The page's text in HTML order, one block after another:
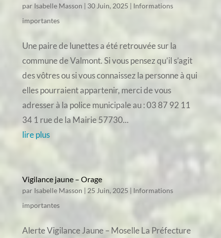
par Isabelle Masson | 30 Juin, 2025 | Informations
importantes
Une paire de lunettes a été retrouvée sur la
commune de Valmont. Si vous pensez qu’il s’agit
des vôtres ou si vous connaissez la personne à qui
elles pourraient appartenir, merci de vous
adresser à la police municipale au : 03 87 92 11
34 1 rue de la Mairie 57730...
lire plus
Vigilance jaune – Orage
par Isabelle Masson | 25 Juin, 2025 | Informations
importantes
Alerte Vigilance Jaune – Moselle La Préfecture